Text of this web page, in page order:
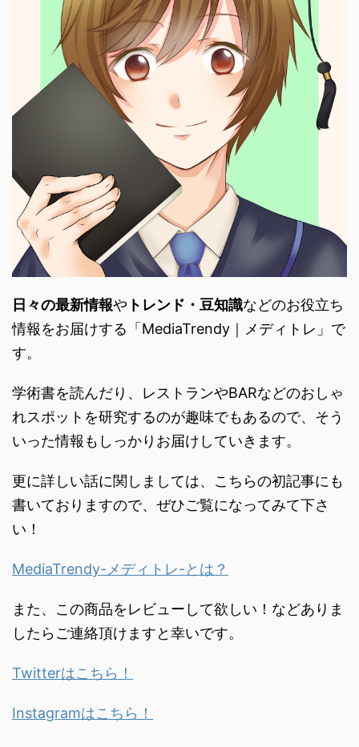
日々の最新情報や トレンド・ 豆知識などのお役立ち
情報をお届けする「 MediaTrendy｜メディトレ」で
す。
学術書を読んだり、 レストランやBARなどのおしゃ
れスポットを研究するのが趣味でもあるので、 そう
いった情報もしっかりお届けしていきます。
更に詳しい話に関しましては、こちらの初記事にも
書いておりますので、ぜひご覧になってみて下さ
い！
MediaTrendy-メディトレ-とは？
また、この商品をレビューして欲しい！などありま
したらご連絡頂けますと幸いです。
Twitterはこちら！
Instagramはこちら！